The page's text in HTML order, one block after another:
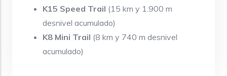
K15 Speed Trail (15 km y 1.900 m
desnivel acumulado)
K8 Mini Trail (8 km y 740 m desnivel
acumulado)